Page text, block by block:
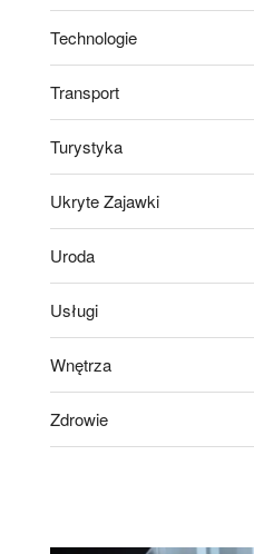
Technologie
Transport
Turystyka
Ukryte Zajawki
Uroda
Usługi
Wnętrza
Zdrowie